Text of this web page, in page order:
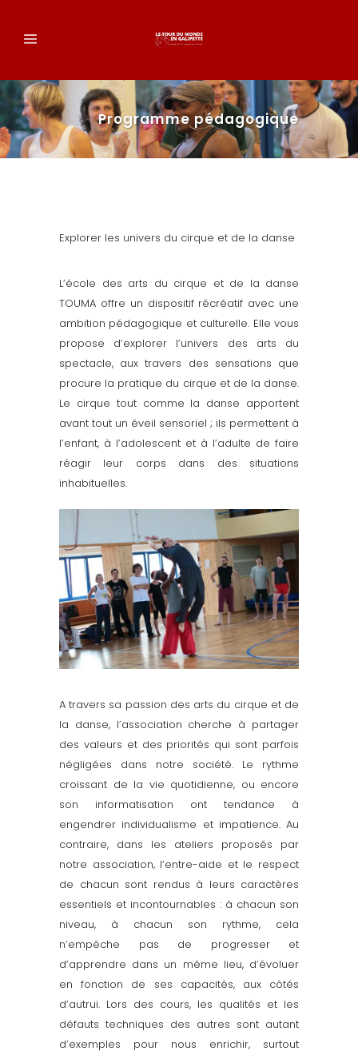
Programme pédagogique
Explorer les univers du cirque et de la danse
L’école des arts du cirque et de la danse
TOUMA offre un dispositif récréatif avec une
ambition pédagogique et culturelle. Elle vous
propose d’explorer l’univers des arts du
spectacle, aux travers des sensations que
procure la pratique du cirque et de la danse.
Le cirque tout comme la danse apportent
avant tout un éveil sensoriel ; ils permettent à
l’enfant, à l’adolescent et à l’adulte de faire
réagir leur corps dans des situations
inhabituelles.
A travers sa passion des arts du cirque et de
la danse, l’association cherche à partager
des valeurs et des priorités qui sont parfois
négligées dans notre société. Le rythme
croissant de la vie quotidienne, ou encore
son informatisation ont tendance à
engendrer individualisme et impatience. Au
contraire, dans les ateliers proposés par
notre association, l’entre-aide et le respect
de chacun sont rendus à leurs caractères
essentiels et incontournables : à chacun son
niveau, à chacun son rythme, cela
n’empêche pas de progresser et
d’apprendre dans un même lieu, d’évoluer
en fonction de ses capacités, aux côtés
d’autrui. Lors des cours, les qualités et les
défauts techniques des autres sont autant
d’exemples pour nous enrichir, surtout